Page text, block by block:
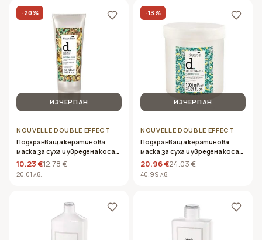
-20 %
ИЗЧЕРПАН
NOUVELLE DOUBLE EFFECT
Подхранваща кератинова
маска за суха и увредена коса-
Nouvelle – Double Effect Nutritive
Mask 250ml
10.23 €12.78 €
20.01 лв.
-13 %
ИЗЧЕРПАН
NOUVELLE DOUBLE EFFECT
Подхранваща кератинова
маска за суха и увредена коса-
Nouvelle – Double Effect Nutritive
Mask 1000ml
20.96 €24.03 €
40.99 лв.